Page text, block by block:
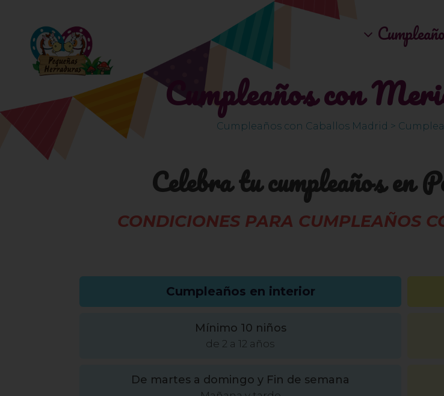
Cumpleaños con
Cumpleaños con Caballos Madrid >
Celebra tu cumpleaños en
CONDICIONES PARA CUMPLEAÑOS
Cumpleaños en interior
Mínimo 10 niños
de 2 a 12 años
De martes a domingo y Fin de semana